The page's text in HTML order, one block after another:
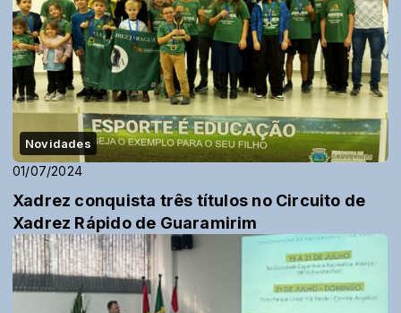
Novidades
01/07/2024
Xadrez conquista três títulos no Circuito de
Xadrez Rápido de Guaramirim